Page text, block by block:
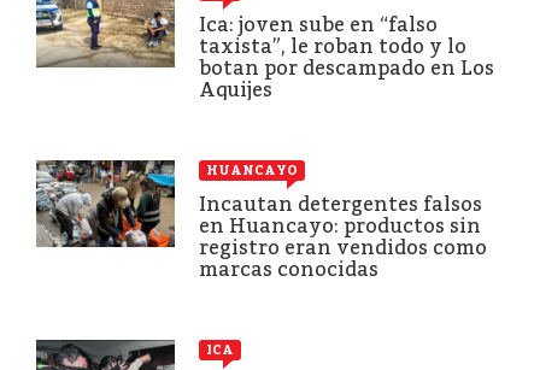
Ica: joven sube en “falso
taxista”, le roban todo y lo
botan por descampado en Los
Aquijes
HUANCAYO
Incautan detergentes falsos
en Huancayo: productos sin
registro eran vendidos como
marcas conocidas
ICA